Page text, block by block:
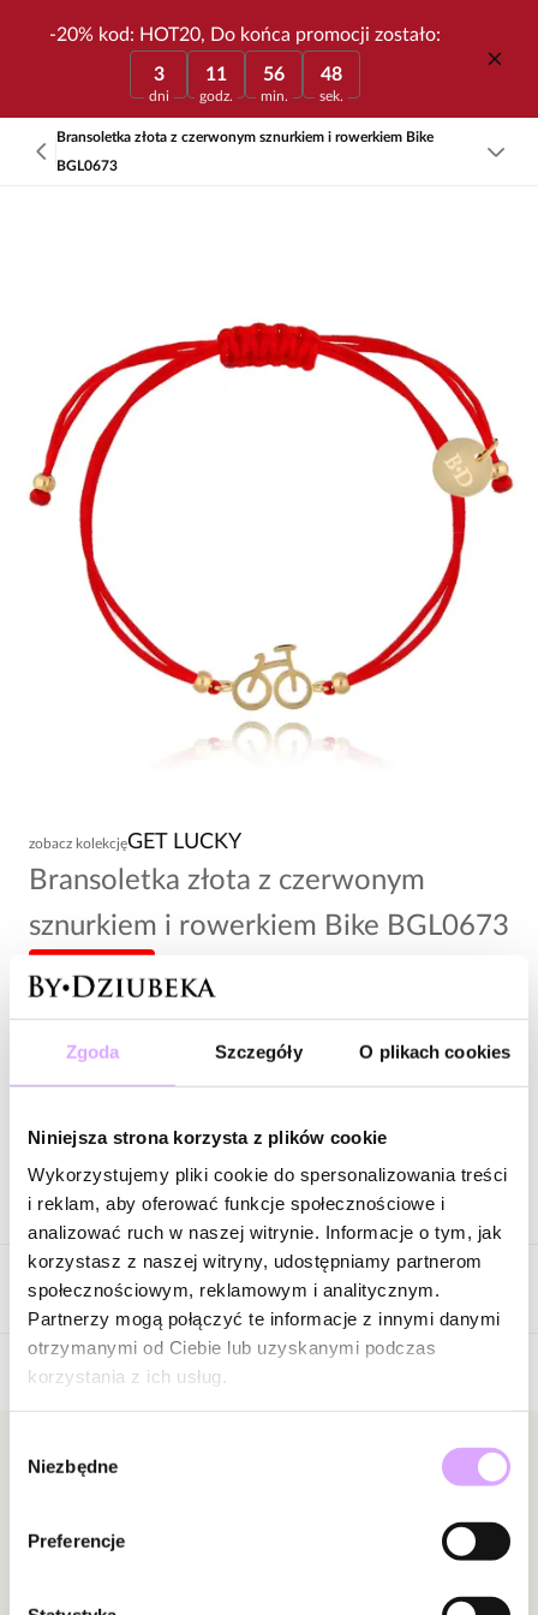
Zgoda Szczegóły O plikach cookies
Niniejsza strona korzysta z plików cookie
Wykorzystujemy pliki cookie do spersonalizowania treści
i reklam, aby oferować funkcje społecznościowe i
analizować ruch w naszej witrynie. Informacje o tym, jak
korzystasz z naszej witryny, udostępniamy partnerom
społecznościowym, reklamowym i analitycznym.
Partnerzy mogą połączyć te informacje z innymi danymi
otrzymanymi od Ciebie lub uzyskanymi podczas
korzystania z ich usług.
zgody
Niezbędne
Preferencje
-20% kod: HOT20, Do końca promocji zostało:
3
dni
11
godz.
56
min.
48
sek.
Bransoletka złota z czerwonym sznurkiem i rowerkiem Bike
BGL0673
zobacz kolekcjęGET LUCKY
Bransoletka złota z czerwonym
sznurkiem i rowerkiem Bike BGL0673
66,00 zł
Wysyłka do 2 dni roboczych
Opis produktu
Surowiec: stal szlachetna.
Kolor surowca: złoty.
Kolor sznurka: czerwony.
Wielkość elementu: 0,90 cm x 1,20 cm.
Bransoletka pasuje na każdy nadgarstek. Maksymalna wielkość
Zobacz inne produkty z kolekcji Get Lucky
Opinie
Bądź pierwszą osobą, która podzieli się opinią o tym
Powiadomienie
Newsletter